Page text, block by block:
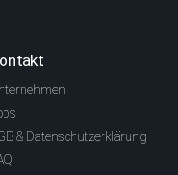
& Datenschutzerklärung